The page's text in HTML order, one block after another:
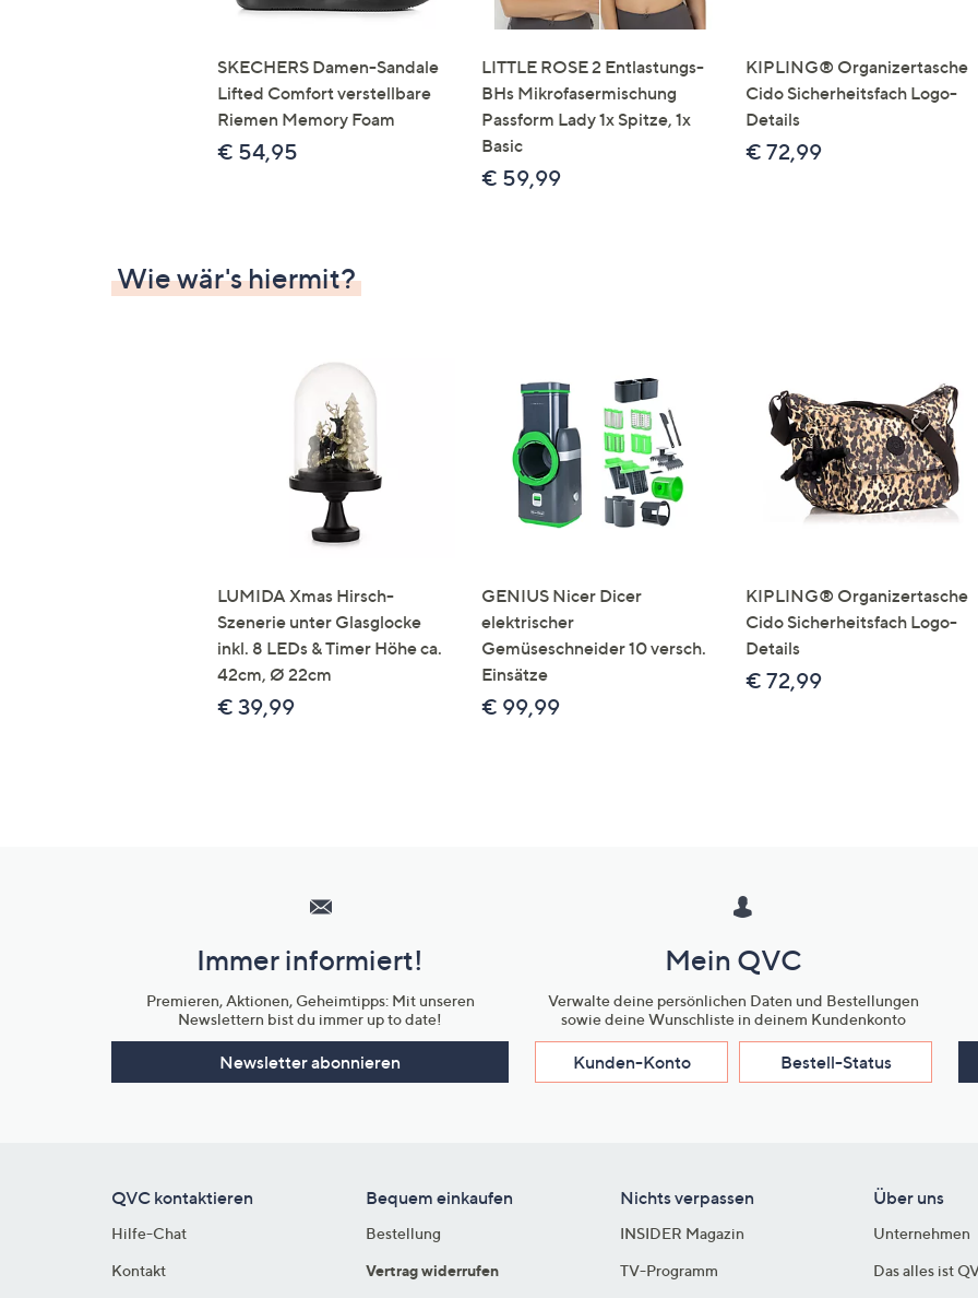
SKECHERS Damen-Sandale
Lifted Comfort verstellbare
Riemen Memory Foam
€ 54,95
LITTLE ROSE 2 Entlastungs-
BHs Mikrofasermischung
Passform Lady 1x Spitze, 1x
Basic
€ 59,99
KIPLING® Organizertasche
Cido Sicherheitsfach Logo-
Details
€ 72,99
Wie wär's hiermit?
LUMIDA Xmas Hirsch-
Szenerie unter Glasglocke
inkl. 8 LEDs & Timer Höhe ca.
42cm, Ø 22cm
€ 39,99
GENIUS Nicer Dicer
elektrischer
Gemüseschneider 10 versch.
Einsätze
€ 99,99
KIPLING® Organizertasche
Cido Sicherheitsfach Logo-
Details
€ 72,99
Unternehmensinformationen
Immer informiert!
Premieren, Aktionen, Geheimtipps: Mit unseren
Newslettern bist du immer up to date!
Newsletter abonnieren
Mein QVC
Verwalte deine persönlichen Daten und Bestellungen
sowie deine Wunschliste in deinem Kundenkonto
Kunden-Konto Bestell-Status
QVC kontaktieren
Hilfe-Chat
Kontakt
Bequem einkaufen
Bestellung
Vertrag widerrufen
Nichts verpassen
INSIDER Magazin
TV-Programm
Über uns
Unternehmen
Das alles ist